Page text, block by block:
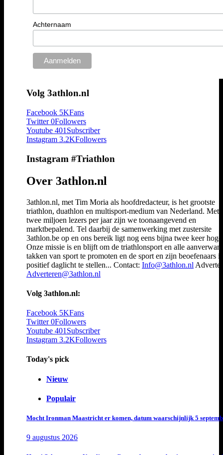
Achternaam
Volg 3athlon.nl
Facebook 5KFans
Twitter 0Followers
Youtube 401 Subscriber
Instagram 3.2KFollowers
Instagram #Triathlon
Over 3athlon.nl
3athlon.nl, met Tim Moria als hoofdredacteur, is het grootste
triathlon, duathlon en multisport-medium van Nederland. Met
twee miljoen lezers per jaar zijn we toonaangevend en
marktbepalend. Tel daarbij de samenwerking met zustersite
3athlon.be op en ons bereik ligt nog eens bijna twee keer
Onze missie is en blijft om de triathlonsport en alle
takken van sport te promoten en de sport en zijn beoefenaars
positief daglicht te stellen... Contact: Info@3athlon.nl
Adverteren@3athlon.nl
Volg 3athlon.nl:
Facebook 5KFans
Twitter 0Followers
Youtube 401 Subscriber
Instagram 3.2KFollowers
Today's pick
Nieuw
Populair
Mocht Ironman Maastricht er komen, datum waarschijnlijk 5
9 augustus 2026